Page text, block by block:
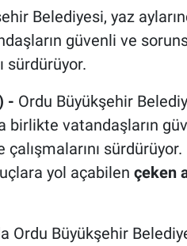
Belediyesi, yaz
güvenli ve
sürdürüyor.
- Ordu Büyükşehir
birlikte vatandaşların
çalışmalarını
yol açabilen çeken
Ordu Büyükşehir